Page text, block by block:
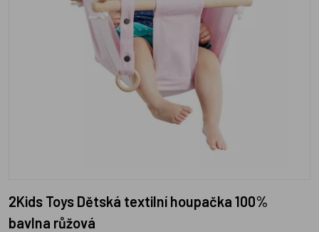
2Kids Toys Dětská textilní houpačka 100%
bavlna růžová